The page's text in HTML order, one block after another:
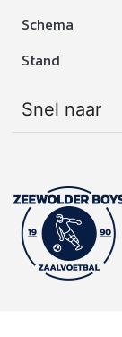
Schema
Stand
Snel naar